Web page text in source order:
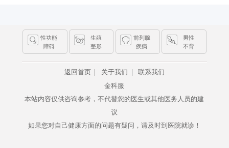
性功能
障碍
生殖
整形
前列腺
疾病
男性
不育
返回首页 | 关于我们 |
联系我们
金科服
本站内容仅供咨询参考，不代替您的医生或其他医务人员的建
议
如果您对自己健康方面的问题有疑问，请及时到医院就诊！